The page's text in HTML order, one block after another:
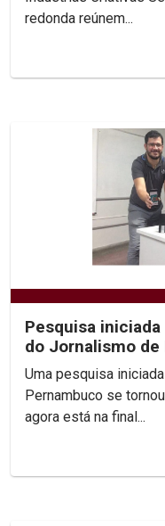
redonda reúnem...
Pesquisa iniciada
do Jornalismo de
Uma pesquisa
Pernambuco se
agora está na final...